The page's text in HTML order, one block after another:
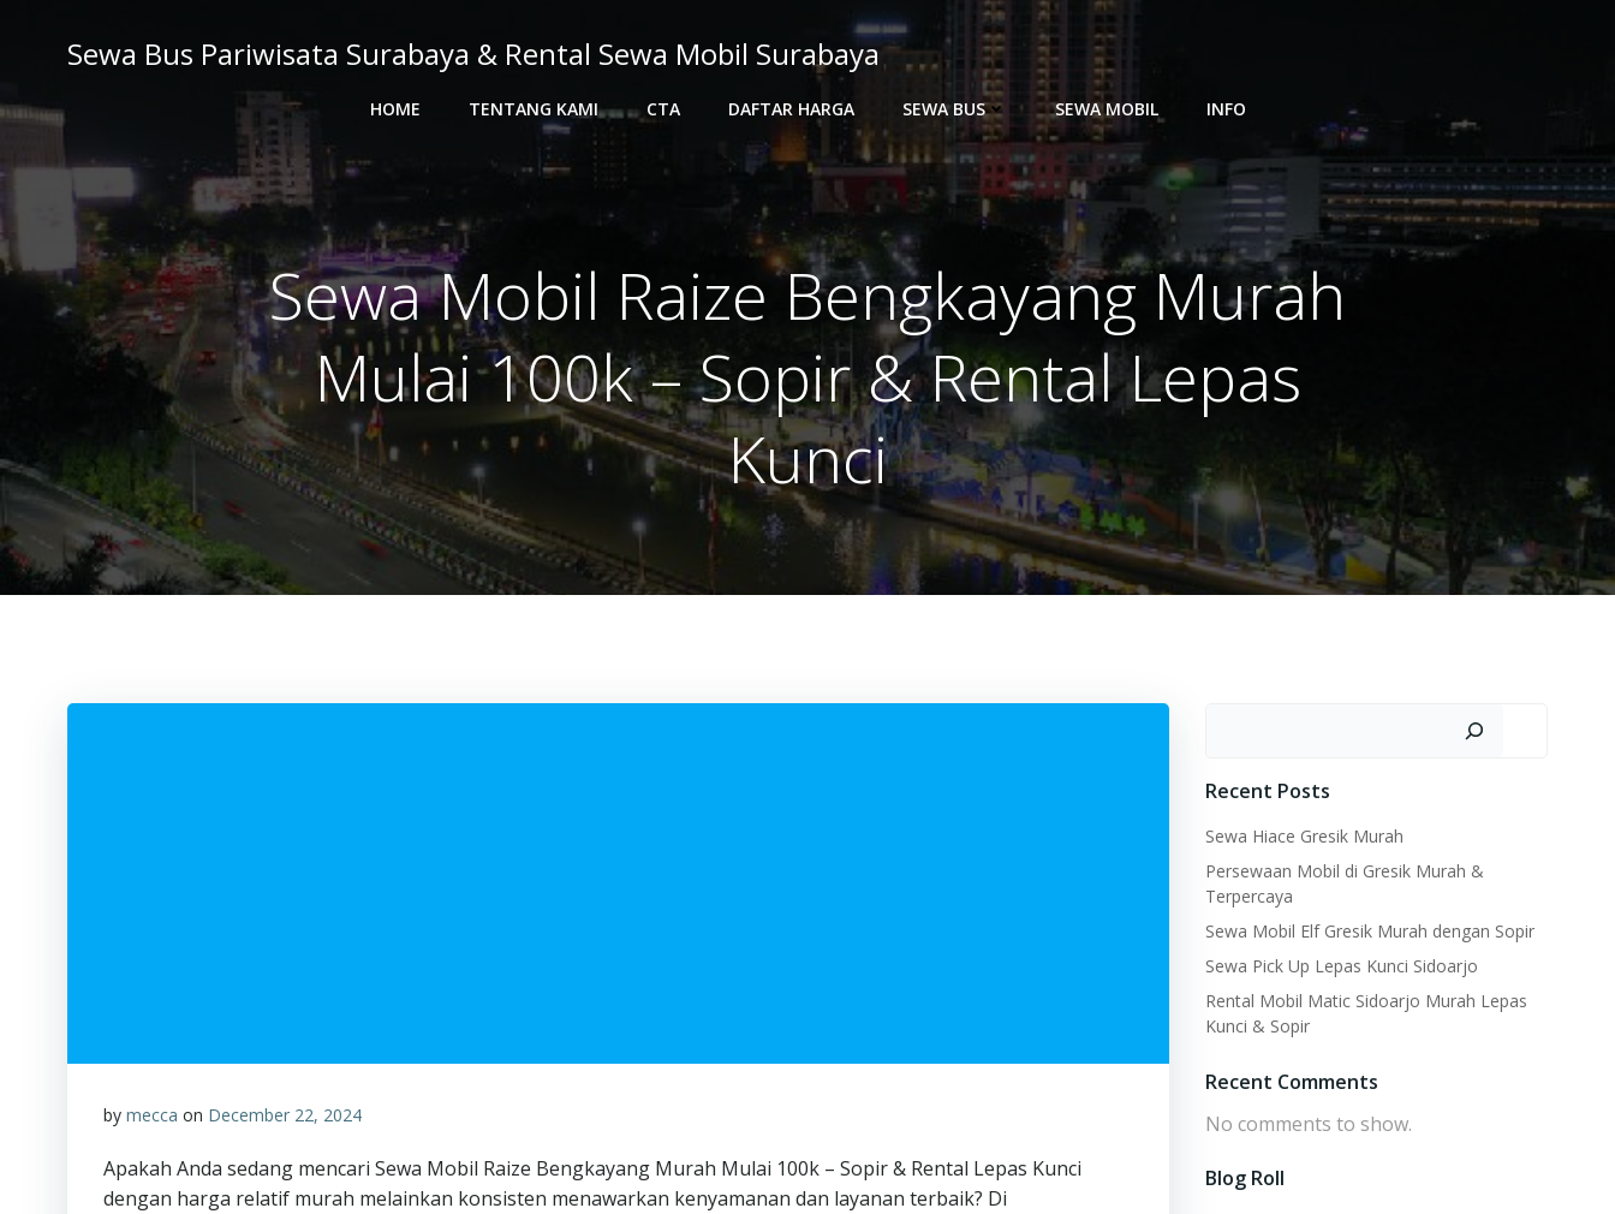
Sewa Bus Pariwisata Surabaya & Rental Sewa Mobil Surabaya
HOME TENTANG KAMI CTA DAFTAR HARGA SEWA BUS SEWA MOBIL INFO
Sewa Mobil Raize Bengkayang Murah
Mulai 100k – Sopir & Rental Lepas
Kunci
by mecca on December 22, 2024
Apakah Anda sedang mencari Sewa Mobil Raize Bengkayang Murah Mulai 100k – Sopir & Rental Lepas Kunci
dengan harga relatif murah melainkan konsisten menawarkan kenyamanan dan layanan terbaik? Di
Recent Posts
Sewa Hiace Gresik Murah
Persewaan Mobil di Gresik Murah &
Terpercaya
Sewa Mobil Elf Gresik Murah dengan Sopir
Sewa Pick Up Lepas Kunci Sidoarjo
Rental Mobil Matic Sidoarjo Murah Lepas
Kunci & Sopir
Recent Comments
No comments to show.
Blog Roll